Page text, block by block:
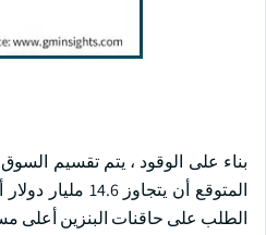
الطلب على حاقنات البنزين أعلى